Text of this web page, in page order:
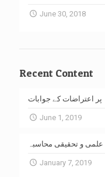
June 30, 2018
Recent Content
اعتراضات کے جوابات
June 1, 2019
علمی و تحقیقی محاسبہ
January 7, 2019